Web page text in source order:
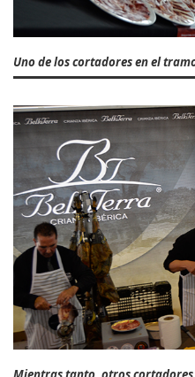
Uno de los cortadores en el